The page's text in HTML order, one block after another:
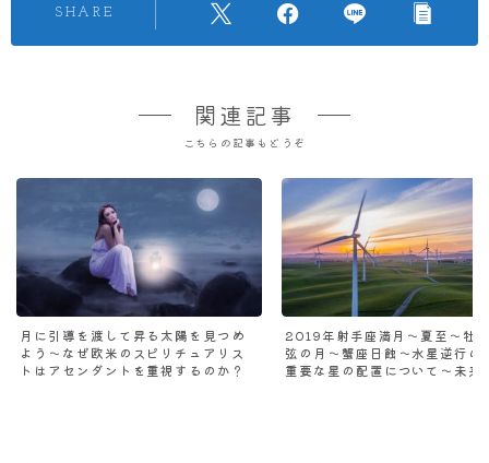
SHARE
関連記事
こちらの記事もどうぞ
月に引導を渡して昇る太陽を見つめ
よう～なぜ欧米のスピリチュアリス
トはアセンダントを重視するのか？
2019年射手座満月～夏至～牡
弦の月～蟹座日蝕～水星逆行の
重要な星の配置について～未来